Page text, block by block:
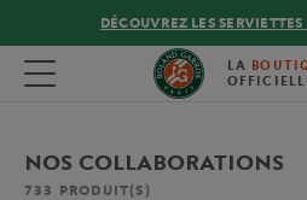
DÉCOUVREZ LES
Toggle navigation LA
NOS COLLABORATIONS
733 PRODUIT(S)